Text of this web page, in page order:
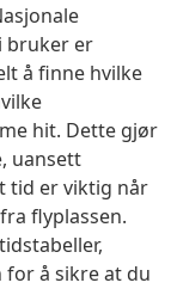
bruker er
å finne hvilke
hit. Dette gjør
uansett
tid er viktig når
flyplassen.
å sikre at du